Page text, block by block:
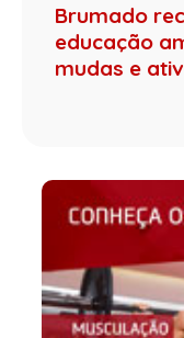
Brumado
educação
mudas e